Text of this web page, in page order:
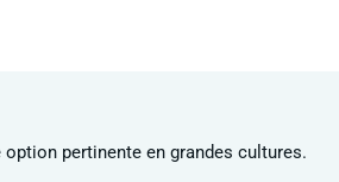
pertinente en grandes cultures.